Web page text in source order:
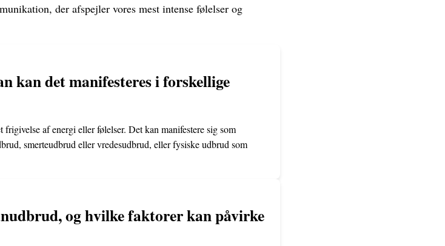
der afspejler vores mest intense følelser og
kan det manifesteres i forskellige
af energi eller følelser. Det kan manifestere sig som
smerteudbrud eller vredesudbrud, eller fysiske udbrud som
og hvilke faktorer kan påvirke